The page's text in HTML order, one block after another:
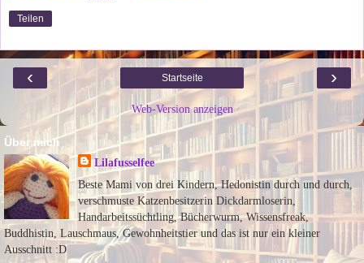
Teilen
‹ ›
Startseite
Web-Version anzeigen
Über mich
Lilafusselfee
Beste Mami von drei Kindern, Hedonistin durch und durch,
verschmuste Katzenbesitzerin Dickdarmloserin,
Handarbeitssüchtling, Bücherwurm, Wissensfreak,
Buddhistin, Lauschmaus, Gewohnheitstier und das ist nur ein kleiner
Ausschnitt :D